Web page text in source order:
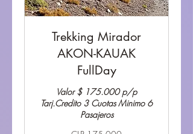
Trekking Mirador
AKON-KAUAK
FullDay
Valor $ 175.000 p/p
Tarj.Credito 3 Cuotas Minimo 6
Pasajeros